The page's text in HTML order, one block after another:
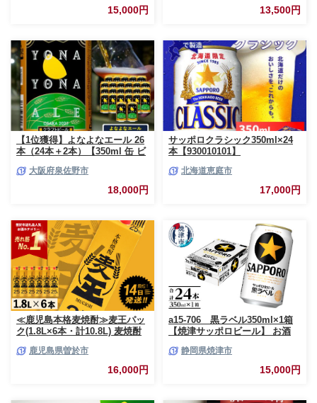
15,000円 13,500円
【1位獲得】よなよなエール 26
本（24本＋2本）【350ml 缶 ビ
み比べ 晩酌 高評価 家計応援 特
別規格 ヤッホーブルーイング】
大阪府泉佐野市
18,000円
サッポロクラシック350ml×24
本【930010101】
北海道恵庭市
17,000円
≪鹿児島本格麦焼酎≫麦王パッ
ク(1.8L×6本・計10.8L) 麦焼酎
v02鹿児島県曽於市
16,000円
a15-706 黒ラベル350ml×1箱
【焼津サッポロビール】 お酒
ッポロ サッポロビール 黒ラベ
静岡県焼津市
15,000円